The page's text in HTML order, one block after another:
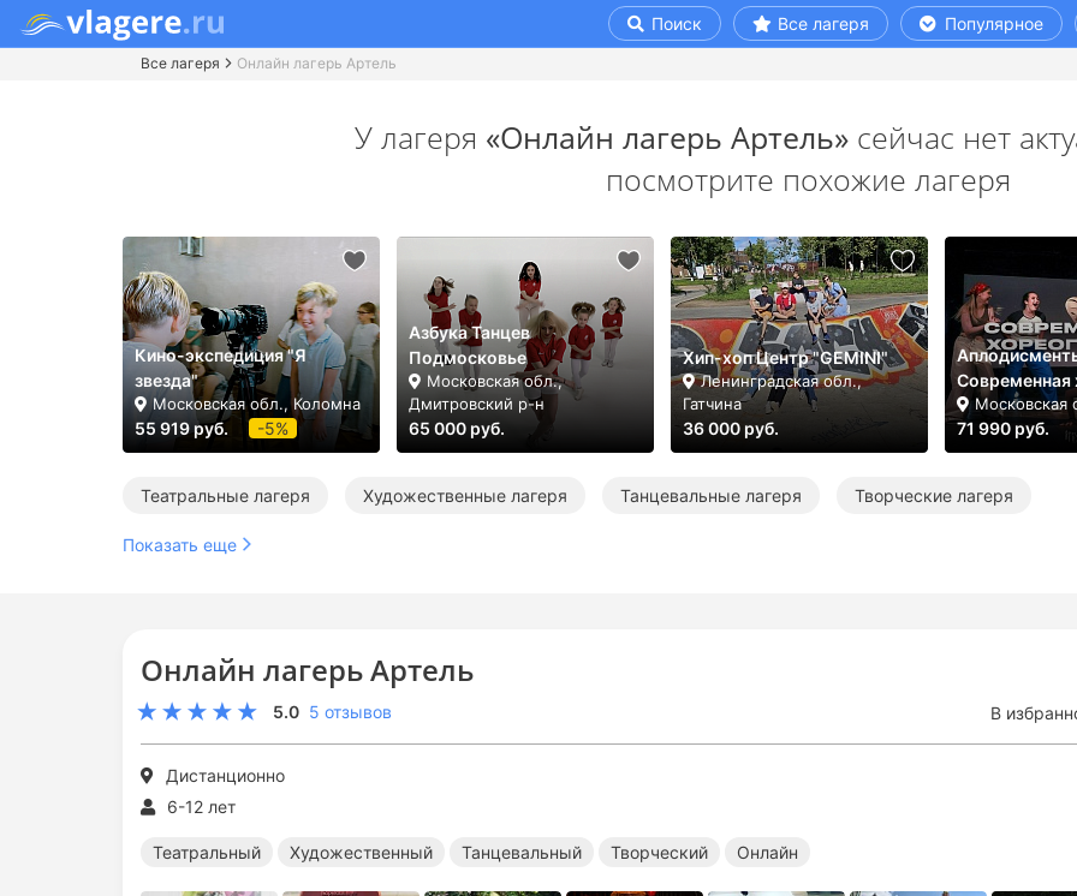
Поиск Все лагеря Популярное
Все лагеря Онлайн лагерь Артель
Онлайн лагерь Артель
5.0 5 отзывов В
Дистанционно
6-12 лет
Театральный Художественный Танцевальный Творческий Онлайн
У лагеря «Онлайн лагерь Артель»сейчас нет
посмотрите похожие лагеря
Кино-экспедиция "Я
звезда"
Московская обл., Коломна
55 919 руб. -5%
Азбука Танцев
Подмосковье
Московская обл.,
Дмитровский р-н
65 000 руб.
Хип-хоп Центр "GEMINI"
Ленинградская обл.,
Гатчина
36 000 руб.
Современная
Московская
71 990 руб.
Театральные лагеря Художественные лагеря Танцевальные лагеря Творческие лагеря
Показать еще